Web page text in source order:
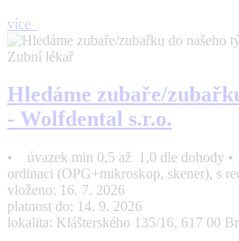
více
Zubní lékař
Hledáme zubaře/
- Wolfdental s.r.o.
• úvazek min 0,5 až 1,0 dle dohody
ordinaci (OPG+mikroskop, skener), s
vloženo: 16. 7. 2026
platnost do: 14. 9. 2026
lokalita: Klášterského 135/16, 617 00